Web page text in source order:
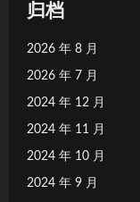
归档
2026 年 8 月
2026 年 7 月
2024 年 12 月
2024 年 11 月
2024 年 10 月
2024 年 9 月